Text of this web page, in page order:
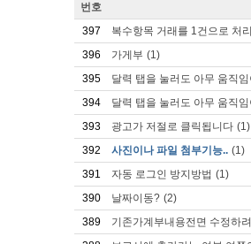
번호
397
복수항목 거래를 1건으로 처
396
가게부 (1)
395
달력 탭을 눌러도 아무 움직
394
달력 탭을 눌러도 아무 움직
393
광고가 저절로 클릭됩니다 (1)
392
사진이나 파일 첨부기능.. (1)
391
자동 로그인 방지방법 (1)
390
날짜이동? (2)
389
기존가계부내용전면 수정하